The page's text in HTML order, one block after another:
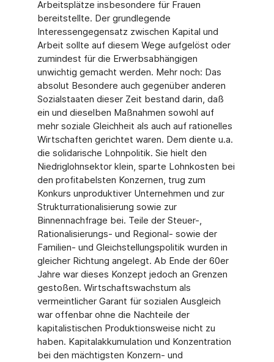
Arbeitsplätze insbesondere für Frauen
bereitstellte. Der grundlegende
Interessengegensatz zwischen Kapital und
Arbeit sollte auf diesem Wege aufgelöst oder
zumindest für die Erwerbsabhängigen
unwichtig gemacht werden. Mehr noch: Das
absolut Besondere auch gegenüber anderen
Sozialstaaten dieser Zeit bestand darin, daß
ein und dieselben Maßnahmen sowohl auf
mehr soziale Gleichheit als auch auf rationelles
Wirtschaften gerichtet waren. Dem diente u.a.
die solidarische Lohnpolitik. Sie hielt den
Niedriglohnsektor klein, sparte Lohnkosten bei
den profitabelsten Konzernen, trug zum
Konkurs unproduktiver Unternehmen und zur
Strukturrationalisierung sowie zur
Binnennachfrage bei. Teile der Steuer-,
Rationalisierungs- und Regional- sowie der
Familien- und Gleichstellungspolitik wurden in
gleicher Richtung angelegt. Ab Ende der 60er
Jahre war dieses Konzept jedoch an Grenzen
gestoßen. Wirtschaftswachstum als
vermeintlicher Garant für sozialen Ausgleich
war offenbar ohne die Nachteile der
kapitalistischen Produktionsweise nicht zu
haben. Kapitalakkumulation und Konzentration
bei den mächtigsten Konzern- und